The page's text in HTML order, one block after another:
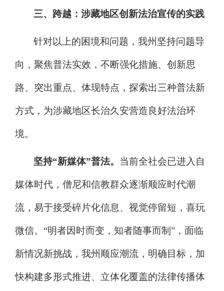
三、跨越：涉藏地区创新法治宣传的实践
针对以上的困境和问题，我州坚持问题导
向，聚焦普法实效， 不断强化措施、创新思
路、突出重点、体现特点， 探索出三种普法新
方式， 为涉藏地区长治久安营造良好法治环
境。
坚持“新媒体”普法。 当前全社会已进入自
媒体时代，僧尼和信教群众逐渐顺应时代潮
流，易于接受碎片化信息、视觉停留短，喜玩
微信。 “明者因时而变，知者随事而制 ” ，面临
新情况新挑战，我州顺应潮流，明确目标，加
快构建多形式推进、立体化覆盖的法律传播体